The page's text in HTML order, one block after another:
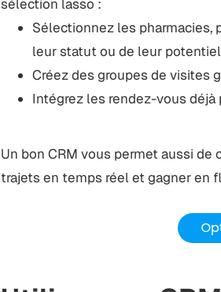
sélection lasso :
Sélectionnez les pharmacies,
leur statut ou de leur potentiel
Créez des groupes de visites
Intégrez les rendez-vous
Un bon CRM vous permet aussi
trajets en temps réel et gagner en